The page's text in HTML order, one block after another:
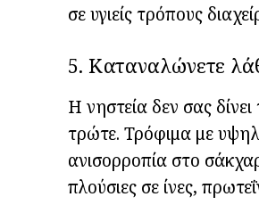
σε υγιείς τρόπους
5. Καταναλώνετε
Η νηστεία δεν σας
τρώτε. Τρόφιμα με
ανισορροπία στο
πλούσιες σε ίνες,